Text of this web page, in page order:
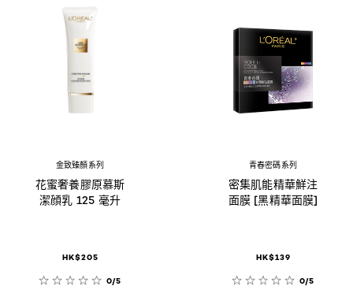
金致臻顏系列
花蜜奢養膠原慕斯
潔顔乳 125 毫升
HK$205
0/5
青春密碼系列
密集肌能精華鮮注
面膜 [黑精華面膜]
HK$139
0/5